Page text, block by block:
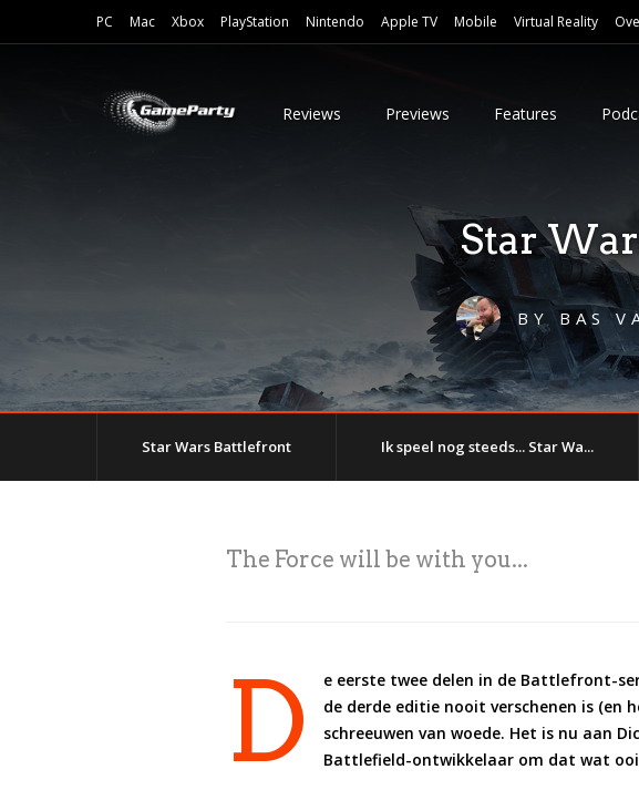
PC Mac Xbox PlayStation Nintendo Apple TV Mobile Virtual Reality
Reviews Previews Features
Star
BY BAS
Star Wars Battlefront Ik speel nog steeds... Star Wa...
The Force will be with you...
D
e eerste twee delen in de Battlefront-
de derde editie nooit verschenen is (en
schreeuwen van woede. Het is nu aan
Battlefield-ontwikkelaar om dat wat